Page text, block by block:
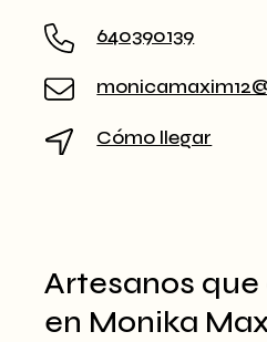
640390139
Cómo llegar
Artesanos
en Monika